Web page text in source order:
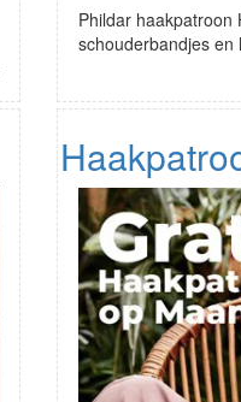
Phildar haakpatroon
schouderbandjes en